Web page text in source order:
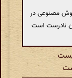
مصنوعی در
نادرست است